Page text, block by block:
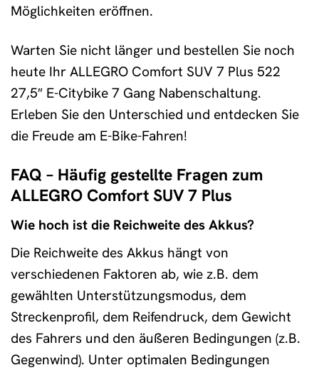
Möglichkeiten eröffnen.
Warten Sie nicht länger und bestellen Sie noch
heute Ihr ALLEGRO Comfort SUV 7 Plus 522
27,5″ E-Citybike 7 Gang Nabenschaltung.
Erleben Sie den Unterschied und entdecken Sie
die Freude am E-Bike-Fahren!
FAQ – Häufig gestellte Fragen zum
ALLEGRO Comfort SUV 7 Plus
Wie hoch ist die Reichweite des Akkus?
Die Reichweite des Akkus hängt von
verschiedenen Faktoren ab, wie z.B. dem
gewählten Unterstützungsmodus, dem
Streckenprofil, dem Reifendruck, dem Gewicht
des Fahrers und den äußeren Bedingungen (z.B.
Gegenwind). Unter optimalen Bedingungen